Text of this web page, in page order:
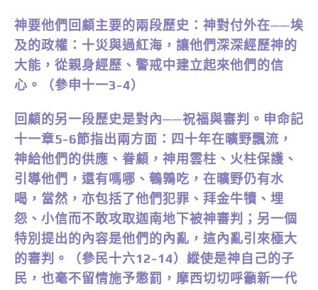
神要他們回顧主要的兩段歷史：神對付外在──埃
及的政權：十災與過紅海，讓他們深深經歷神的
大能，從親身經歷、警戒中建立起來他們的信
心。（參申十一3-4）
回顧的另一段歷史是對內──祝福與審判。申命記
十一章5-6節指出兩方面：四十年在曠野飄流，
神給他們的供應、眷顧，神用雲柱、火柱保護、
引導他們，還有嗎哪、鵪鶉吃，在曠野仍有水
喝，當然，亦包括了他們犯罪、拜金牛犢、埋
怨、小信而不敢攻取迦南地下被神審判；另一個
特別提出的內容是他們的內亂，這內亂引來極大
的審判。（參民十六12-14）縱使是神自己的子
民，也毫不留情施予懲罰，摩西切切呼籲新一代